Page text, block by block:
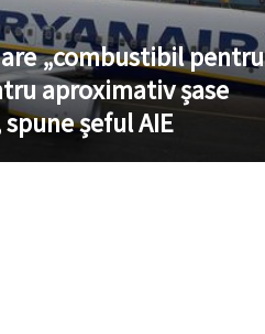
„combustibil pentru
aproximativ șase
șeful AIE